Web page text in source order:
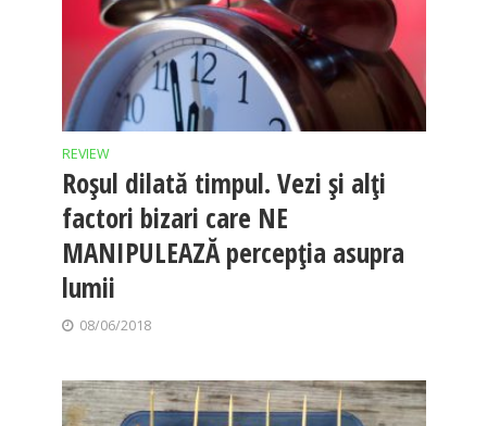
REVIEW
Roșul dilată timpul. Vezi și alți
factori bizari care NE
MANIPULEAZĂ percepția asupra
lumii
08/06/2018